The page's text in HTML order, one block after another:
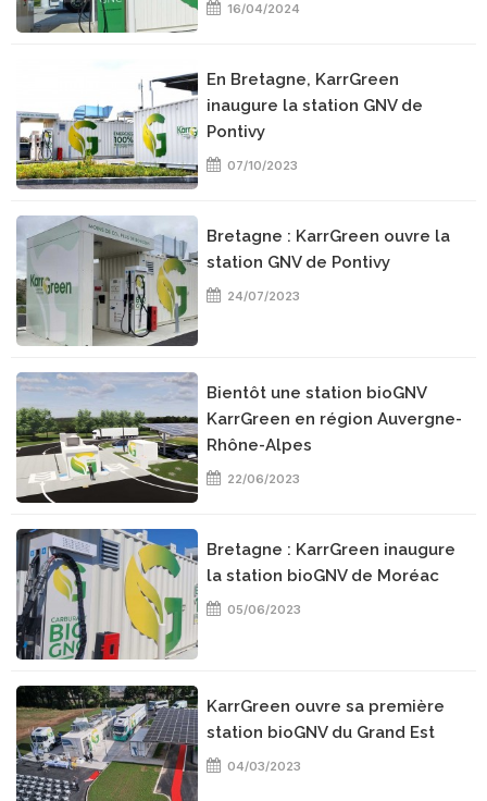
16/04/2024
En Bretagne, KarrGreen
inaugure la station GNV de
Pontivy
07/10/2023
Bretagne : KarrGreen ouvre la
station GNV de Pontivy
24/07/2023
Bientôt une station bioGNV
KarrGreen en région Auvergne-
Rhône-Alpes
22/06/2023
Bretagne : KarrGreen inaugure
la station bioGNV de Moréac
05/06/2023
KarrGreen ouvre sa première
station bioGNV du Grand Est
04/03/2023